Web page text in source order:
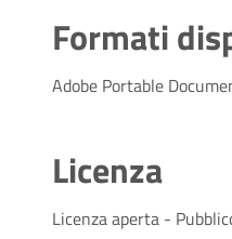
Formati
Adobe Portable
Licenza
Licenza aperta -